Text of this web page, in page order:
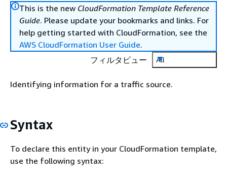
This is the new CloudFormation Template Reference
Guide. Please update your bookmarks and links. For
help getting started with CloudFormation, see the
AWS CloudFormation User Guide.
フィルタビュー
All
Identifying information for a traffic source.
Syntax
To declare this entity in your CloudFormation template,
use the following syntax: